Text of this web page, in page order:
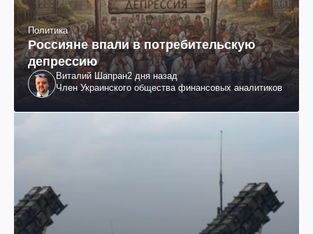
Политика
Россияне впали в потребительскую
депрессию
Виталий Шапран2 дня назад
Член Украинского общества финансовых аналитиков